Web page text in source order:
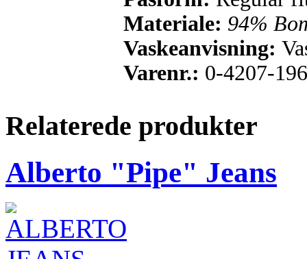
Materiale: 94%
Vaskeanvisning:
Varenr.: 0-4207-
Relaterede produkter
Alberto "Pipe" Jeans